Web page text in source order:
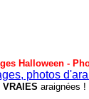
Halloween -
photos
VRAIES araignées !